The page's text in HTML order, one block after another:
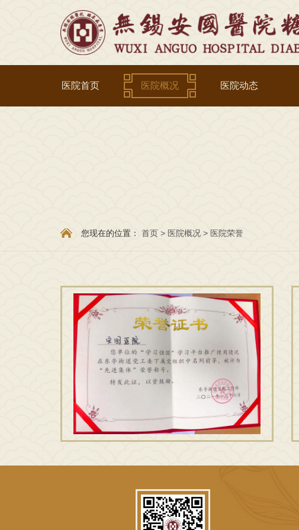
医院首页 医院概况 医院动态
您现在的位置： 首页 > 医院概况 > 医院荣誉